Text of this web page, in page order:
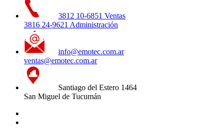
3812 10-6851 Ventas
3816 24-9621 Administración
info@emotec.com.ar
ventas@emotec.com.ar
Santiago del Estero 1464
San Miguel de Tucumán